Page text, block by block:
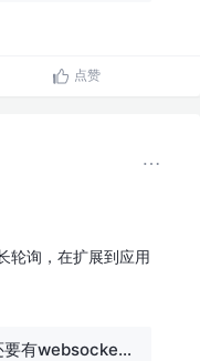
点赞
轮询，在扩展到应用
为什么有HTTP协议，还要有websocket协议？